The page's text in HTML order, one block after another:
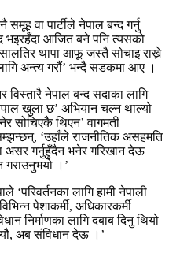
वा पार्टीले नेपाल बन्द गर्नु
भइरहँदा आजित बने पनि त्यसको
थापा आफू जस्तै सोचाइ राख्ने
अन्त्य गरौं’ भन्दै सडकमा आए ।
विस्तारै नेपाल बन्द सदाका लागि
खुला छ’ अभियान चल्न थाल्यो
सोचिएकै थिएन’ वागमती
‘उहाँले राजनीतिक असहमति
असर गर्नुहुँदैन भनेर गरिखान देऊ
।’
‘परिवर्तनका लागि हामी नेपाली
पेशाकर्मी, अधिकारकर्मी
निर्माणका लागि दबाब दिनु थियो
अब संविधान देऊ ।’